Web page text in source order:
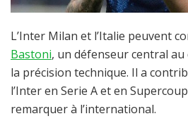
L’Inter Milan et l’Italie peuvent
Bastoni, un défenseur central
la précision technique. Il a
l’Inter en Serie A et en
remarquer à l’international.